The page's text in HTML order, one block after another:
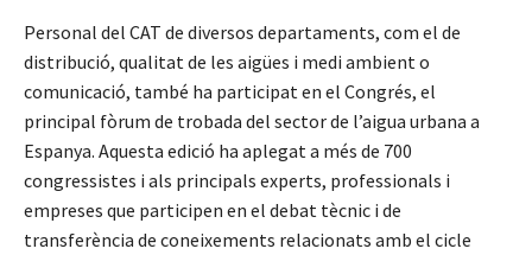
Personal del CAT de diversos departaments, com el de
distribució, qualitat de les aigües i medi ambient o
comunicació, també ha participat en el Congrés, el
principal fòrum de trobada del sector de l’aigua urbana a
Espanya. Aquesta edició ha aplegat a més de 700
congressistes i als principals experts, professionals i
empreses que participen en el debat tècnic i de
transferència de coneixements relacionats amb el cicle